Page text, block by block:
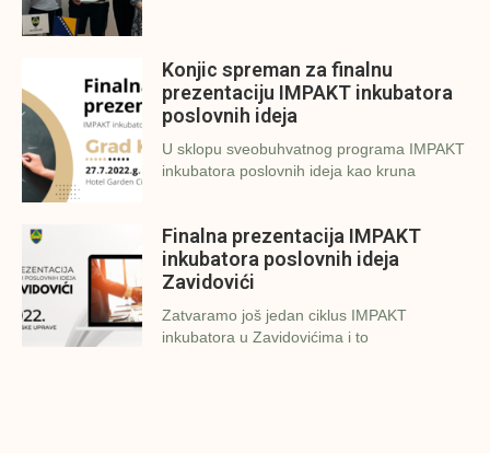
Konjic spreman za finalnu
prezentaciju IMPAKT inkubatora
poslovnih ideja
U sklopu sveobuhvatnog programa IMPAKT
inkubatora poslovnih ideja kao kruna
Finalna prezentacija IMPAKT
inkubatora poslovnih ideja
Zavidovići
Zatvaramo još jedan ciklus IMPAKT
inkubatora u Zavidovićima i to